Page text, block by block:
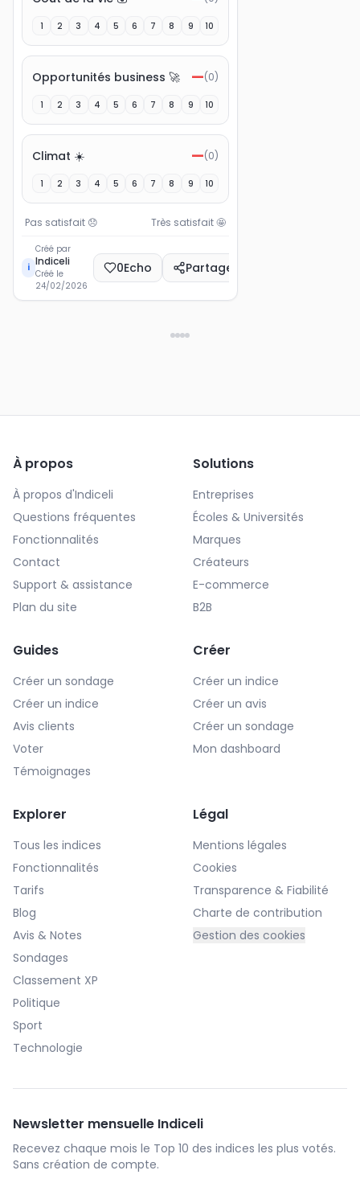
1 2 3 4 5 6 7 8 9 10
Opportunités business 🚀 —(0)
1 2 3 4 5 6 7 8 9 10
Climat ☀️ —(0)
1 2 3 4 5 6 7 8 9 10
Pas satisfait 😞 Très satisfait🤩
i
Créé par
Indiceli
Créé le
24/02/2026
0Echo Partager
À propos
À propos d'Indiceli
Questions fréquentes
Fonctionnalités
Contact
Support & assistance
Plan du site
Solutions
Entreprises
Écoles & Universités
Marques
Créateurs
E-commerce
B2B
Guides
Créer un sondage
Créer un indice
Avis clients
Voter
Témoignages
Créer
Créer un indice
Créer un avis
Créer un sondage
Mon dashboard
Explorer
Tous les indices
Fonctionnalités
Tarifs
Blog
Avis & Notes
Sondages
Classement XP
Politique
Sport
Technologie
Légal
Mentions légales
Cookies
Transparence & Fiabilité
Charte de contribution
Gestion des cookies
Newsletter mensuelle Indiceli
Recevez chaque mois le Top 10 des indices les plus votés.
Sans création de compte.